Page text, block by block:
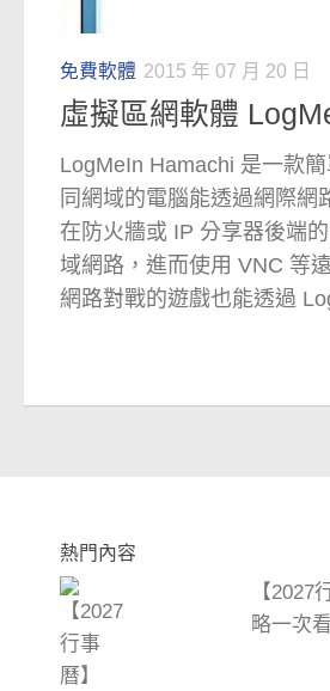
免費軟體 2015 年 07 月 20 日
虛擬區網軟體
LogMeIn Hamachi 是一款
同網域的電腦能透過網際
在防火牆或 IP 分享器後端
域網路，進而使用 VNC 等
網路對戰的遊戲也能透過
熱門內容
【
略一次